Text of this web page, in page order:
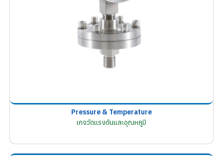
Pressure & Temperature
เกจวัดแรงดันและอุณหภูมิ